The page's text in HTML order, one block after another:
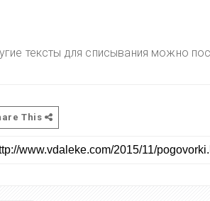
тексты для списывания можно
This